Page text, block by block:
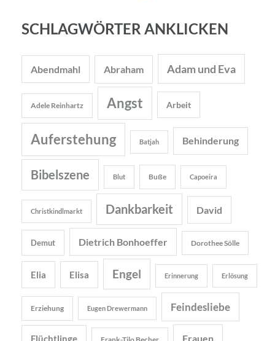
SCHLAGWÖRTER ANKLICKEN
Abendmahl Abraham Adam und Eva
Adele Reinhartz Angst Arbeit
Auferstehung Batjah Behinderung
Bibelszene Blut Buße Capoeira
Christkindlmarkt Dankbarkeit David
Demut Dietrich Bonhoeffer Dorothee Sölle
Elia Elisa Engel Erinnerung Erlösung
Erziehung Eugen Drewermann Feindesliebe
Flüchtlinge Frank-Tilo Becher Frauen